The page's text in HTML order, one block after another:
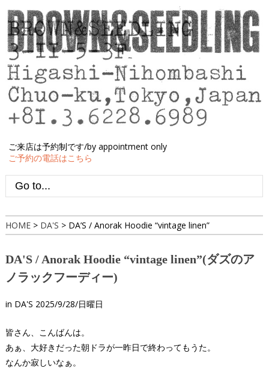
ご来店は予約制です/by appointment only
ご予約の電話はこちら
HOME> DA'S > DA’S / Anorak Hoodie “vintage linen”
DA'S / Anorak Hoodie “vintage linen”(ダズのア
ノラックフーディー)
in DA'S 2025/9/28/日曜日
皆さん、こんばんは。
あぁ、大好きだった朝ドラが一昨日で終わってもうた。
なんか寂しいなぁ。